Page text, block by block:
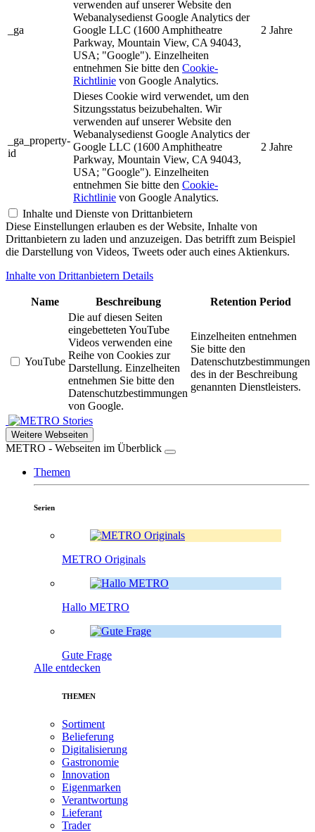
_ga
verwenden auf unserer Website den
Webanalysedienst Google Analytics der
Google LLC (1600 Amphitheatre
Parkway, Mountain View, CA 94043,
USA; "Google"). Einzelheiten
entnehmen Sie bitte den Cookie-
Richtlinie von Google Analytics.
2 Jahre
_ga_property-
id
Dieses Cookie wird verwendet, um den
Sitzungsstatus beizubehalten. Wir
verwenden auf unserer Website den
Webanalysedienst Google Analytics der
Google LLC (1600 Amphitheatre
Parkway, Mountain View, CA 94043,
USA; "Google"). Einzelheiten
entnehmen Sie bitte den Cookie-
Richtlinie von Google Analytics.
2 Jahre
Inhalte und Dienste von Drittanbietern
Diese Einstellungen erlauben es der Website, Inhalte von
Drittanbietern zu laden und anzuzeigen. Das betrifft zum Beispiel
die Darstellung von Videos, Tweets oder auch eines Aktienkurs.
Inhalte von Drittanbietern Details
Name Beschreibung Retention Period
YouTube
Die auf diesen Seiten
eingebetteten YouTube
Videos verwenden eine
Reihe von Cookies zur
Darstellung. Einzelheiten
entnehmen Sie bitte den
Datenschutzbestimmungen
von Google.
Einzelheiten entnehmen
Sie bitte den
Datenschutzbestimmungen
des in der Beschreibung
genannten Dienstleisters.
Stories
Weitere Webseiten
METRO - Webseiten im Überblick
Themen
Serien
METRO Originals
Hallo METRO
Gute Frage
Alle entdecken
THEMEN
Sortiment
Belieferung
Digitalisierung
Gastronomie
Innovation
Eigenmarken
Verantwortung
Lieferant
Trader